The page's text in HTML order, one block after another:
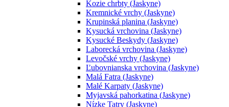
Kozie chrbty (Jaskyne)
Kremnické vrchy (Jaskyne)
Krupinská planina (Jaskyne)
Kysucká vrchovina (Jaskyne)
Kysucké Beskydy (Jaskyne)
Laborecká vrchovina (Jaskyne)
Levočské vrchy (Jaskyne)
Ľubovnianska vrchovina (Jaskyne)
Malá Fatra (Jaskyne)
Malé Karpaty (Jaskyne)
Myjavská pahorkatina (Jaskyne)
Nízke Tatry (Jaskyne)